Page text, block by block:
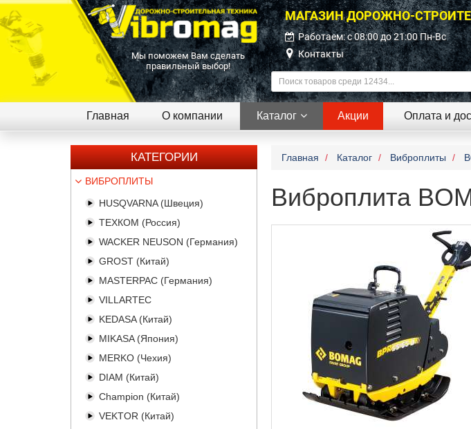
Мы поможем Вам сделать
правильный выбор!
МАГАЗИН ДОРОЖНО-
Работаем: c 08:00 до 21:00 Пн-Вс
Контакты
Главная О компании Каталог Акции Оплата и
КАТЕГОРИИ
ВИБРОПЛИТЫ
HUSQVARNA (Швеция)
ТЕХКОМ (Россия)
WACKER NEUSON (Германия)
GROST (Китай)
MASTERPAC (Германия)
VILLARTEC
KEDASA (Китай)
MIKASA (Япония)
MERKO (Чехия)
DIAM (Китай)
Champion (Китай)
VEKTOR (Китай)
Главная Каталог Виброплиты
Виброплита